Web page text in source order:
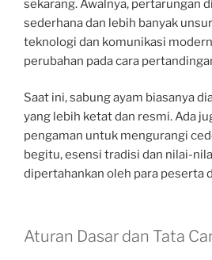
sekarang. Awalnya, pertarungan
sederhana dan lebih banyak
teknologi dan komunikasi
perubahan pada cara
Saat ini, sabung ayam biasanya
yang lebih ketat dan resmi. Ada
pengaman untuk mengurangi
begitu, esensi tradisi dan nilai-
dipertahankan oleh para peserta
Aturan Dasar dan Tata